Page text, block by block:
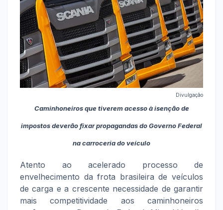
Divulgação
Caminhoneiros que tiverem acesso à isenção de
impostos deverão fixar propagandas do Governo Federal
na carroceria do veículo
Atento ao acelerado processo de
envelhecimento da frota brasileira de veículos
de carga e a crescente necessidade de garantir
mais competitividade aos caminhoneiros